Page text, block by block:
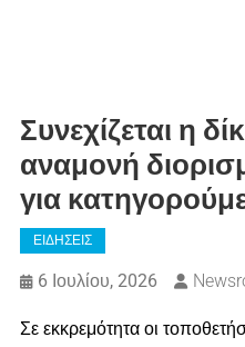
Συνεχίζεται η
αναμονή
για
ΕΙΔΗΣΕΙΣ
6 Ιουλίου, 2026
Σε εκκρεμότητα οι